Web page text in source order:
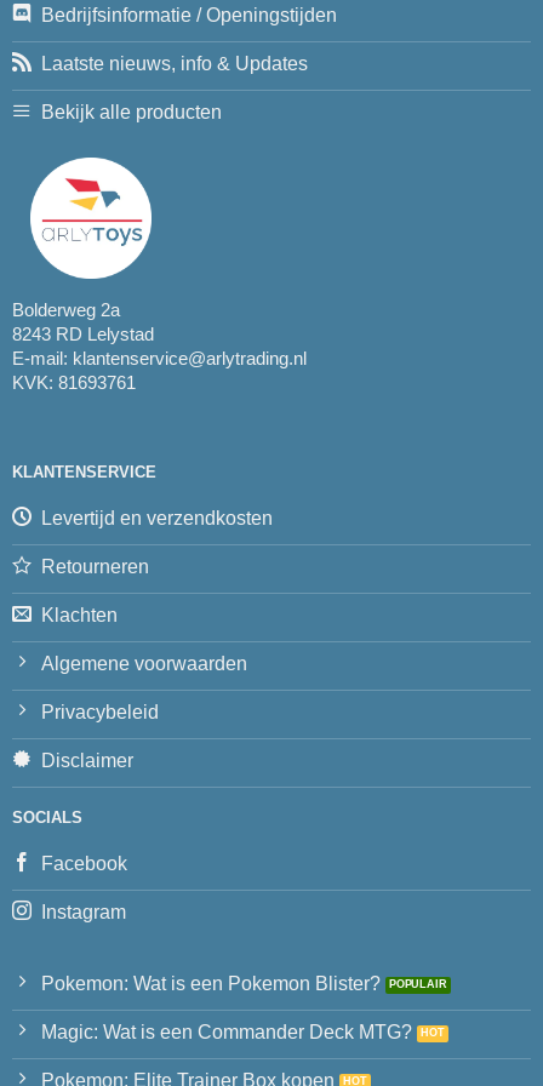
Bedrijfsinformatie / Openingstijden
Laatste nieuws, info & Updates
Bekijk alle producten
Bolderweg 2a
8243 RD Lelystad
E-mail: klantenservice@arlytrading.nl
KVK: 81693761
KLANTENSERVICE
Levertijd en verzendkosten
Retourneren
Klachten
Algemene voorwaarden
Privacybeleid
Disclaimer
SOCIALS
Facebook
Instagram
Pokemon: Wat is een Pokemon Blister?
Magic: Wat is een Commander Deck MTG?
Pokemon: Elite Trainer Box kopen